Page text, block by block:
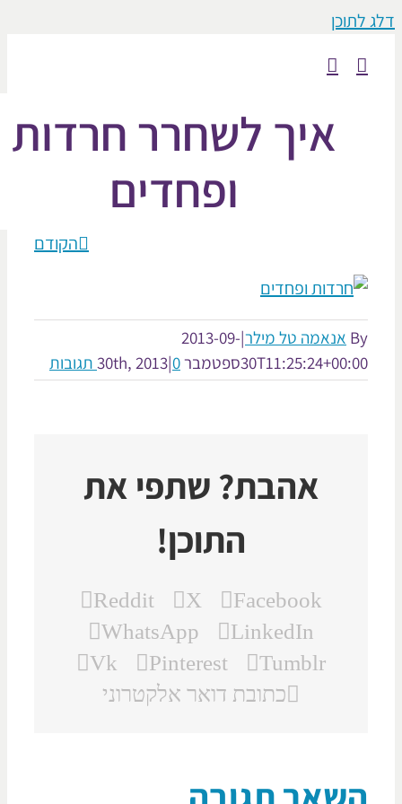
איך לשחרר חרדות
ופחדים
הקודם
אנאמה טל מילר|
2013-09-
ספטמבר 30th, 2013 |0 תגובות
אהבת? שתפי את
התוכן!
Facebook
X
Reddit
LinkedIn
WhatsApp
Tumblr
Pinterest
Vk
כתובת דואר אלקטרוני